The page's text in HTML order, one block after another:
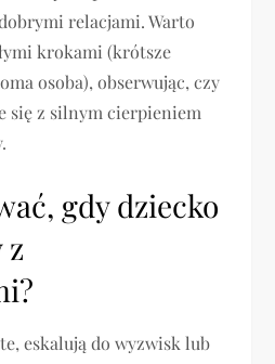
relacjami. Warto
krokami (krótsze
osoba), obserwując, czy
się z silnym cierpieniem
gdy dziecko
z
eskalują do wyzwisk lub